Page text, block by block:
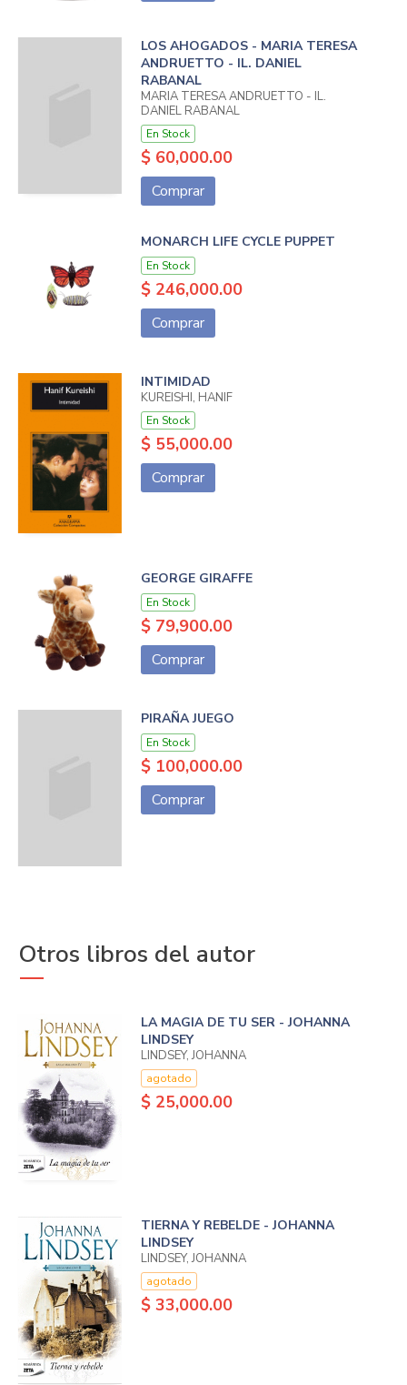
LOS AHOGADOS - MARIA TERESA
ANDRUETTO - IL. DANIEL
RABANAL
MARIA TERESA ANDRUETTO - IL.
DANIEL RABANAL
En Stock
$ 60,000.00
Comprar
MONARCH LIFE CYCLE PUPPET
En Stock
$ 246,000.00
Comprar
INTIMIDAD
KUREISHI, HANIF
En Stock
$ 55,000.00
Comprar
GEORGE GIRAFFE
En Stock
$ 79,900.00
Comprar
PIRAÑA JUEGO
En Stock
$ 100,000.00
Comprar
Otros libros del autor
LA MAGIA DE TU SER - JOHANNA
LINDSEY
LINDSEY, JOHANNA
agotado
$ 25,000.00
TIERNA Y REBELDE - JOHANNA
LINDSEY
LINDSEY, JOHANNA
agotado
$ 33,000.00